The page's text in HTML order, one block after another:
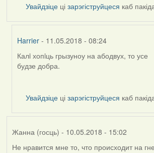
Увайдзіце цізарэгіструйцеся каб
Harrier - 11.05.2018 - 08:24
In
reply
Дарья
Калi хопiць грызуноу на абодвух, то усе
будзе добра.
Увайдзіце цізарэгіструйцеся каб
Жанна (госць) - 10.05.2018 - 15:02
Не нравится мне то, что происходит на